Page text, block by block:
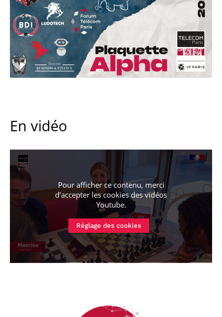
En vidéo
Pour afficher ce contenu, merci
d’accepter les cookies des vidéos
Youtube.
Réglage des cookies